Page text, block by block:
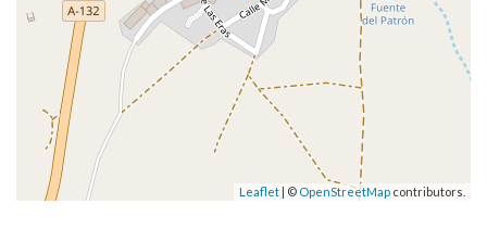
Leaflet | © OpenStreetMap contributors.